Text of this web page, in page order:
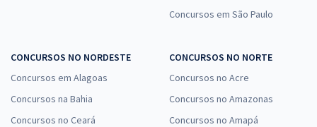
Concursos em São Paulo
CONCURSOS NO NORDESTE
Concursos em Alagoas
Concursos na Bahia
Concursos no Ceará
CONCURSOS NO NORTE
Concursos no Acre
Concursos no Amazonas
Concursos no Amapá